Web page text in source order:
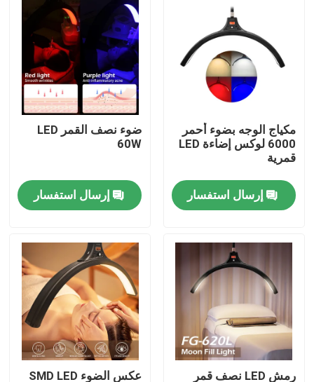
فيديوهات
جولة في المصنع
مراقبة الجودة
اتصل بنا
أخبار
القضايا
أضواء استوديو فيديو LED
مكياج الوجه بضوء أحمر
6000 لوكس إضاءة LED
قمرية
إرسال استفسار
ضوء نصف القمر LED
60W
إرسال استفسار
رمش LED نصف قمر عكس الضوء SMD LED